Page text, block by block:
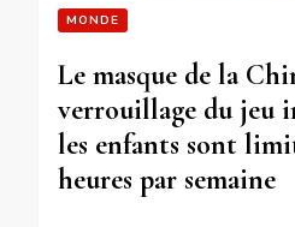
MONDE
Le masque de la
verrouillage du jeu
les enfants sont
heures par semaine